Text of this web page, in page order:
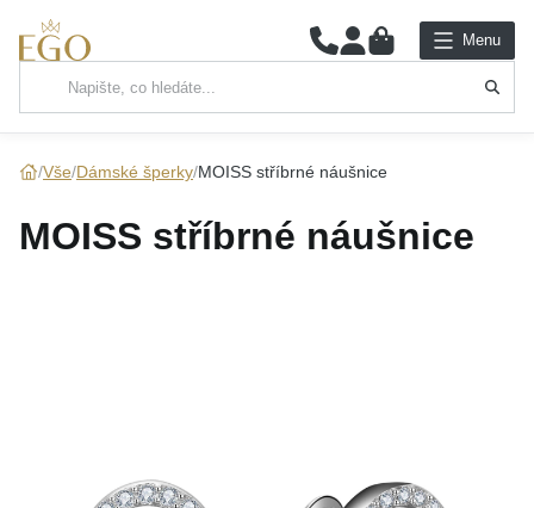
0 Menu
Hlavní kategorie
Vše Dámské šperky MOISS stříbrné náušnice
MOISS stříbrné náušnice